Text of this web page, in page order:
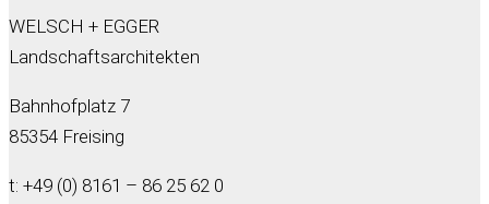
WELSCH + EGGER
Landschaftsarchitekten
Bahnhofplatz 7
85354 Freising
t: +49 (0) 8161 – 86 25 62 0